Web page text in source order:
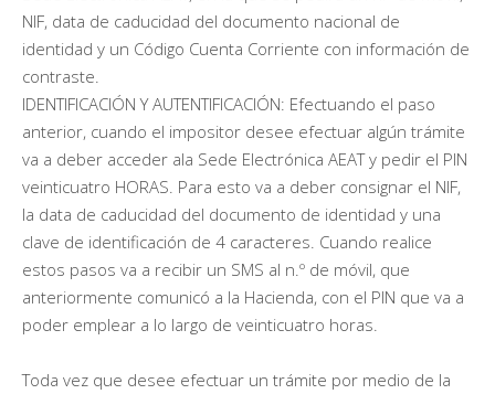
NIF, data de caducidad del documento nacional de
identidad y un Código Cuenta Corriente con información de
contraste.
IDENTIFICACIÓN Y AUTENTIFICACIÓN: Efectuando el paso
anterior, cuando el impositor desee efectuar algún trámite
va a deber acceder ala Sede Electrónica AEAT y pedir el PIN
veinticuatro HORAS. Para esto va a deber consignar el NIF,
la data de caducidad del documento de identidad y una
clave de identificación de 4 caracteres. Cuando realice
estos pasos va a recibir un SMS al n.º de móvil, que
anteriormente comunicó a la Hacienda, con el PIN que va a
poder emplear a lo largo de veinticuatro horas.
Toda vez que desee efectuar un trámite por medio de la